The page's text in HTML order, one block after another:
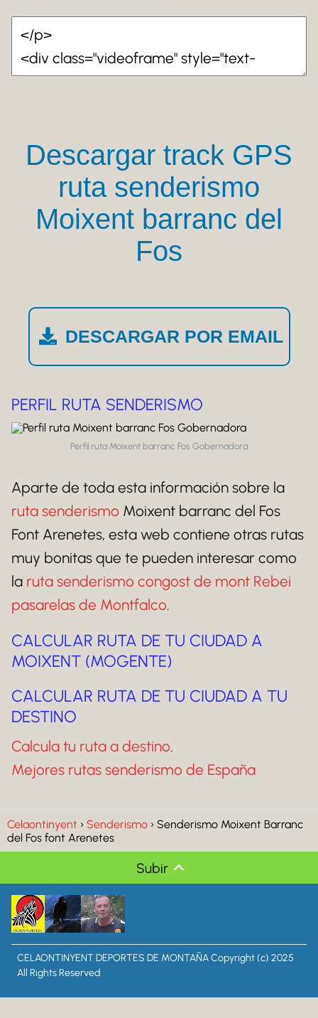
Descargar track GPS
ruta senderismo
Moixent barranc del
Fos
DESCARGAR POR EMAIL
PERFIL RUTA SENDERISMO
Perfil ruta Moixent barranc Fos Gobernadora
Aparte de toda esta información sobre la
ruta senderismo Moixent barranc del Fos
Font Arenetes, esta web contiene otras rutas
muy bonitas que te pueden interesar como
la ruta senderismo congost de mont Rebei
pasarelas de Montfalco.
CALCULAR RUTA DE TU CIUDAD A
MOIXENT (MOGENTE)
CALCULAR RUTA DE TU CIUDAD A TU
DESTINO
Calcula tu ruta a destino.
Mejores rutas senderismo de España
Celaontinyent Senderismo
Senderismo Moixent Barranc
del Fos font Arenetes
Subir
CELAONTINYENT DEPORTES DE MONTAÑA Copyright (c) 2025
All Rights Reserved